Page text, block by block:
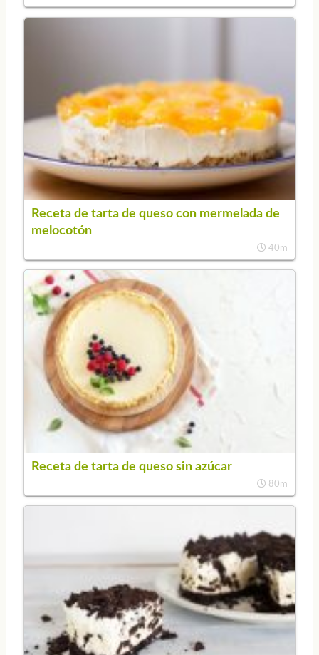
Receta de tarta de queso con mermelada de
melocotón
40m
Receta de tarta de queso sin azúcar
80m